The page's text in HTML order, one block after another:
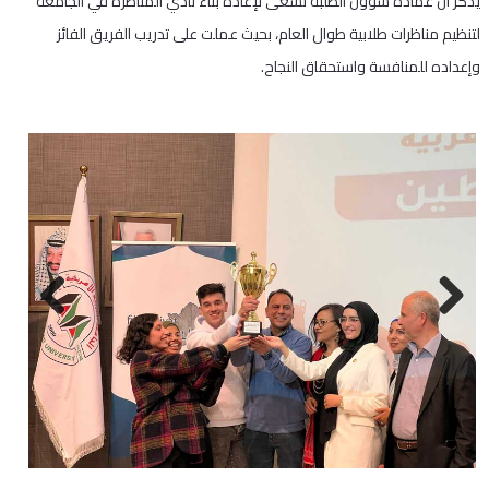
لتنظيم مناظرات طلابية طوال العام، بحيث عملت على تدريب الفريق الفائز
وإعداده للمنافسة واستحقاق النجاح.
Previous
Next